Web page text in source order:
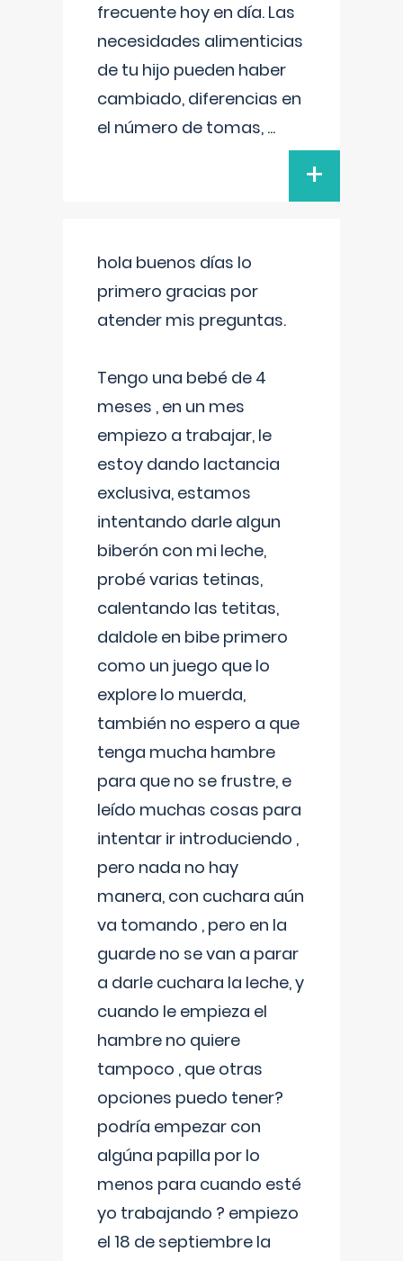
frecuente hoy en día. Las
necesidades alimenticias
de tu hijo pueden haber
cambiado, diferencias en
el número de tomas, ...
+
hola buenos días lo
primero gracias por
atender mis preguntas.
Tengo una bebé de 4
meses , en un mes
empiezo a trabajar, le
estoy dando lactancia
exclusiva, estamos
intentando darle algun
biberón con mi leche,
probé varias tetinas,
calentando las tetitas,
daldole en bibe primero
como un juego que lo
explore lo muerda,
también no espero a que
tenga mucha hambre
para que no se frustre, e
leído muchas cosas para
intentar ir introduciendo ,
pero nada no hay
manera, con cuchara aún
va tomando , pero en la
guarde no se van a parar
a darle cuchara la leche, y
cuando le empieza el
hambre no quiere
tampoco , que otras
opciones puedo tener?
podría empezar con
algúna papilla por lo
menos para cuando esté
yo trabajando ? empiezo
el 18 de septiembre la